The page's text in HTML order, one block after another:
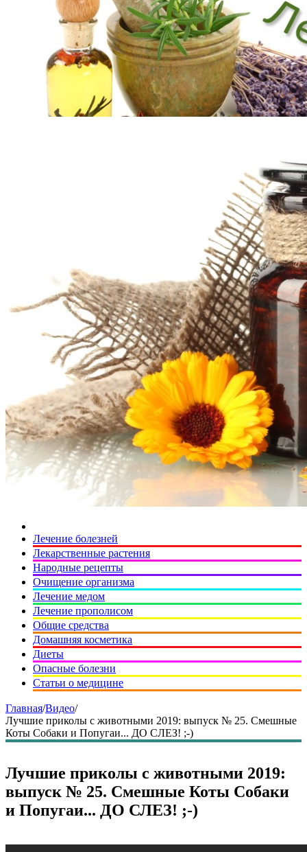
Лечение болезней
Лекарственные растения
Народные рецепты
Очищение организма
Лечение медом
Лечение прополисом
Общие средства
Домашняя косметика
Диеты
Опасные болезни
Статьи о медицине
Главная/Видео/
Лучшие приколы с животными 2019: выпуск № 25. Смешные
Коты Собаки и Попугаи... ДО СЛЕЗ! ;-)
Лучшие приколы с животными 2019:
выпуск № 25. Смешные Коты Собаки
и Попугаи... ДО СЛЕЗ! ;-)